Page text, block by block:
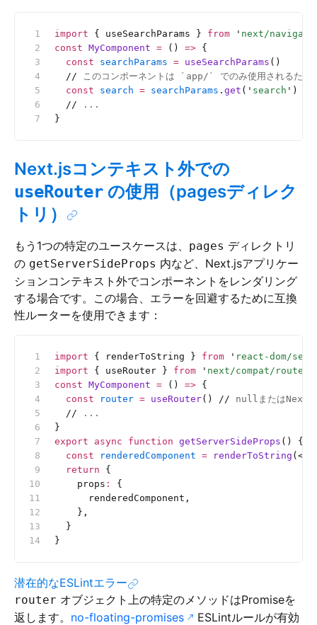
import { useSearchParams } from ' next/
const MyComponent = () => {
  const
searchParams = useSearchParams ()
  //
このコンポーネントは `app/` でのみ使用されるため
  const
search = searchParams . get ( ' search ' )
  //
...
}
Next.jsコンテキスト外での
useRouter の使用（pagesディレク
トリ）
もう1つの特定のユースケースは、 pages ディレクトリ
の getServerSideProps 内など、Next.jsアプリケー
ションコンテキスト外でコンポーネントをレンダリング
する場合です。この場合、エラーを回避するために互換
性ルーターを使用できます：
import { renderToString } from ' react-dom/
import { useRouter } from ' next/compat/router
const MyComponent = () => {
  const
router = useRouter() // nullまたは
  //
...
}
export async function getServerSideProps () {
  const
renderedComponent = renderToString (<
  return
{
    props
:
{
      renderedComponent,
    },
  }
}
潜在的なESLintエラー
router オブジェクト上の特定のメソッドはPromiseを
返します。 no-floating-promises
ESLintルールが有効